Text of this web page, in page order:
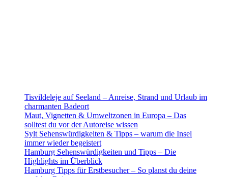
Tisvildeleje auf Seeland – Anreise, Strand und Urlaub im
charmanten Badeort
Maut, Vignetten & Umweltzonen in Europa – Das
solltest du vor der Autoreise wissen
Sylt Sehenswürdigkeiten & Tipps – warum die Insel
immer wieder begeistert
Hamburg Sehenswürdigkeiten und Tipps – Die
Highlights im Überblick
Hamburg Tipps für Erstbesucher – So planst du deine